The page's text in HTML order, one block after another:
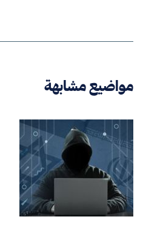
مواضيع مشابهة